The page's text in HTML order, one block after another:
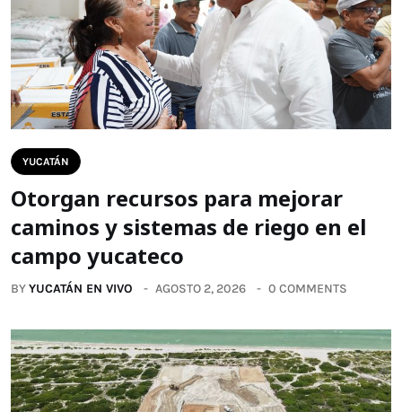
YUCATÁN
Otorgan recursos para mejorar
caminos y sistemas de riego en el
campo yucateco
BYYUCATÁN EN VIVO AGOSTO 2, 2026 0 COMMENTS